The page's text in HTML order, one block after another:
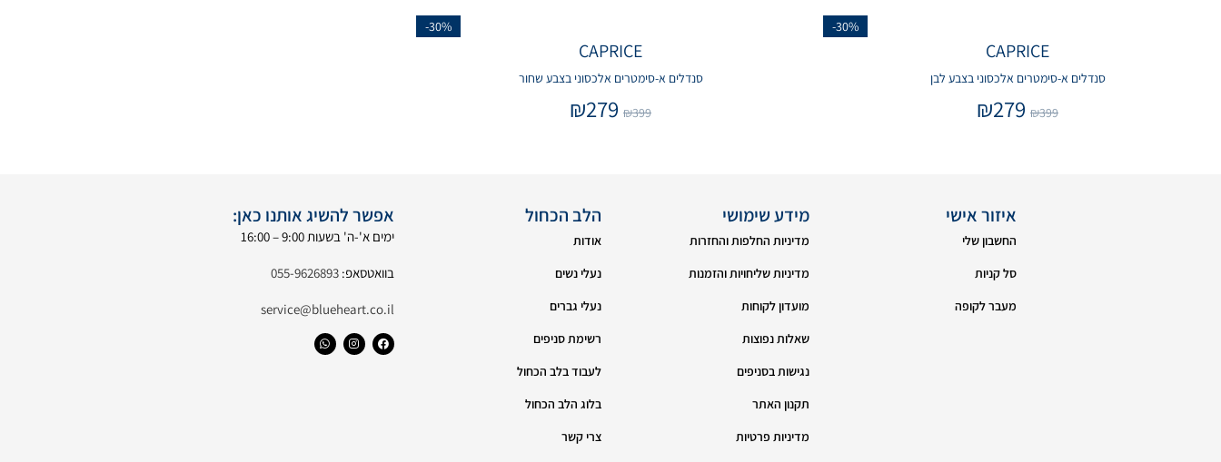
-30%
CAPRICE
סנדלים א-סימטרים אלכסוני בצבע לבן
₪399
₪279
-30%
CAPRICE
סנדלים א-סימטרים אלכסוני בצבע שחור
₪399
₪279
איזור אישי
החשבון שלי
סל קניות
מעבר לקופה
מידע שימושי
מדיניות החלפות והחזרות
מדיניות שליחויות והזמנות
מועדון לקוחות
שאלות נפוצות
נגישות בסניפים
תקנון האתר
מדיניות פרטיות
הלב הכחול
אודות
נעלי נשים
נעלי גברים
רשימת סניפים
לעבוד בלב הכחול
בלוג הלב הכחול
צרי קשר
אפשר להשיג אותנו כאן:
ימים א'-ה' בשעות 9:00 – 16:00
בוואטסאפ:055-9626893
service@blueheart.co.il